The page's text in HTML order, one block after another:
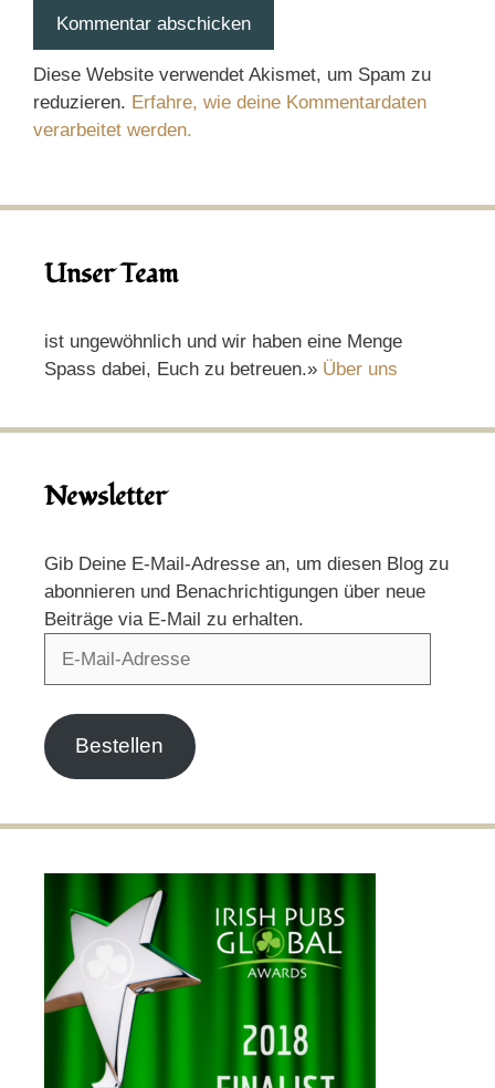
Diese Website verwendet Akismet, um Spam zu
reduzieren. Erfahre, wie deine Kommentardaten
verarbeitet werden.
Unser Team
ist ungewöhnlich und wir haben eine Menge
Spass dabei, Euch zu betreuen.» Über uns
Newsletter
Gib Deine E-Mail-Adresse an, um diesen Blog zu
abonnieren und Benachrichtigungen über neue
Beiträge via E-Mail zu erhalten.
Bestellen